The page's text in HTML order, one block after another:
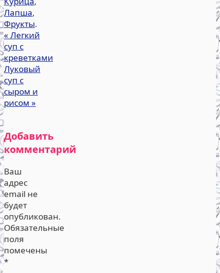
Лапша,
Фрукты.
« Легкий
суп с
креветками
Луковый
суп с
сыром и
рисом »
Добавить
комментарий
Ваш
адрес
email не
будет
опубликован.
Обязательные
поля
помечены
*